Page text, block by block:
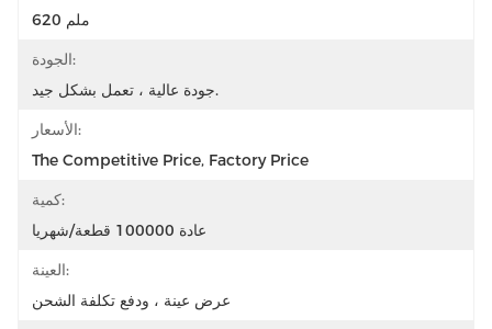
620 ملم
الجودة:
جودة عالية ، تعمل بشكل جيد.
الأسعار:
The Competitive Price, Factory Price
كمية:
عادة 100000 قطعة/شهريا
العينة:
عرض عينة ، ودفع تكلفة الشحن